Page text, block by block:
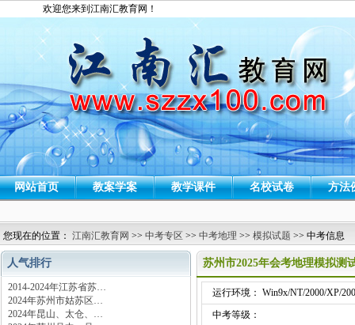
欢迎您来到江南汇教育网！
网站首页 教案学案 教学课件 名校试卷 方法
您现在的位置： 江南汇教育网 >> 中考专区 >> 中考地理 >> 模拟试题 >> 中考信息
人气排行
2014-2024年江苏省苏…
2024年苏州市姑苏区…
2024年昆山、太仓、…
苏州市2025年会考地理模拟测
运行环境： Win9x/NT/2000/XP/
中考等级：